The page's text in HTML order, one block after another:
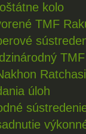
kolo
TMF
TMF
úloh